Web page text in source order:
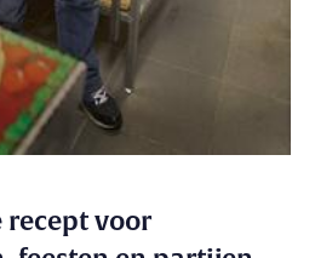
recept voor